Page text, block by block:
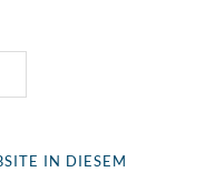
IN DIESEM